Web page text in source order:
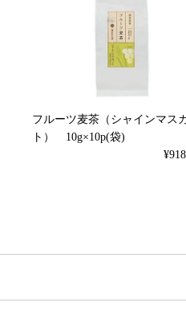
フルーツ麦茶（シャインマス
ト） 10g×10p(袋)
¥918